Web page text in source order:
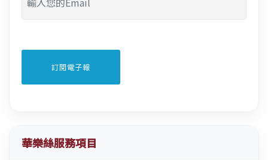
華樂絲服務項目